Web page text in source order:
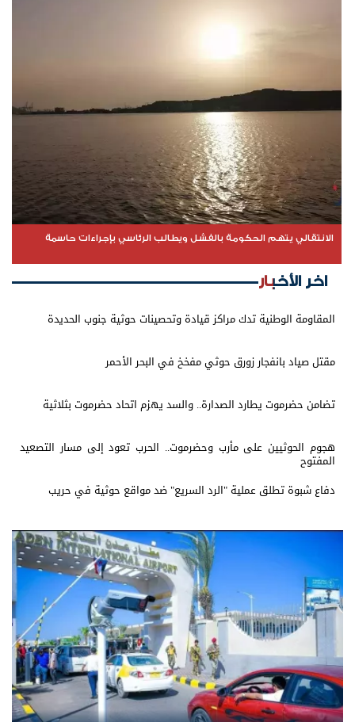
الانتقالي يتهم الحكومة بالفشل ويطالب الرئاسي بإجراءات حاسمة
اخر الأخبار
المقاومة الوطنية تدك مراكز قيادة وتحصينات حوثية جنوب الحديدة
مقتل صياد بانفجار زورق حوثي مفخخ في البحر الأحمر
تضامن حضرموت يطارد الصدارة.. والسد يهزم اتحاد حضرموت بثلاثية
هجوم الحوثيين على مأرب وحضرموت.. الحرب تعود إلى مسار التصعيد
المفتوح
دفاع شبوة تطلق عملية "الرد السريع" ضد مواقع حوثية في حريب